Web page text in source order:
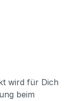
wird für Dich
beim